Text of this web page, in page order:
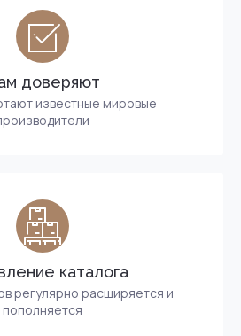
доверяют
известные мировые
каталога
регулярно расширяется и
пополняется